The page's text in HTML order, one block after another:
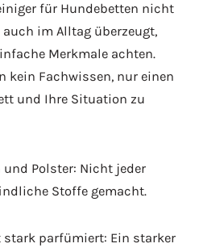
für Hundebetten nicht
im Alltag überzeugt,
Merkmale achten.
kein Fachwissen, nur einen
und Ihre Situation zu
und Polster: Nicht jeder
Stoffe gemacht.
parfümiert: Ein starker